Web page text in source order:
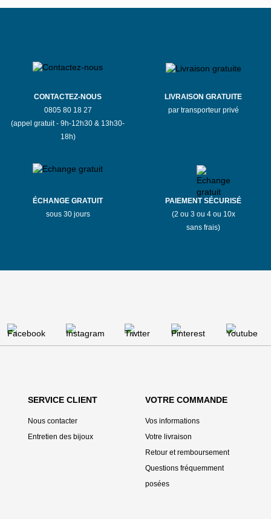
CONTACTEZ-NOUS
0805 80 18 27
(appel gratuit - 9h-12h30 & 13h30-
18h)
LIVRAISON GRATUITE
par transporteur privé
ÉCHANGE GRATUIT
sous 30 jours
PAIEMENT SÉCURISÉ
(2 ou 3 ou 4 ou 10x
sans frais)
SERVICE CLIENT
Nous contacter
Entretien des bijoux
VOTRE COMMANDE
Vos informations
Votre livraison
Retour et remboursement
Questions fréquemment
posées